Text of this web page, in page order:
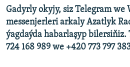
Gadyrly okyjy, siz Telegram
messenjerleri arkaly Azatlyk
ýagdaýda habarlaşyp
724 168 989 we +420 773 797